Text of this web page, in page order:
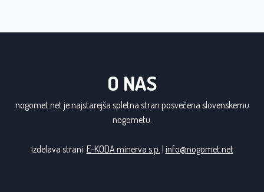
O NAS
nogomet.net je najstarejša spletna stran posvečena slovenskemu
nogometu.
izdelava strani: E-KODA minerva s.p. info@nogomet.net